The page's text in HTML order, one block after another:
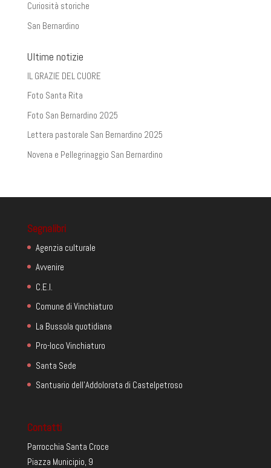
Curiosità storiche
San Bernardino
Ultime notizie
IL GRAZIE DEL CUORE
Foto Santa Rita
Foto San Bernardino 2025
Lettera pastorale San Bernardino 2025
Novena e Pellegrinaggio San Bernardino
Segnalibri
Agenzia culturale
Avvenire
C.E.I.
Comune di Vinchiaturo
La Bussola quotidiana
Pro-loco Vinchiaturo
Santa Sede
Santuario dell'Addolorata di Castelpetroso
Contatti
Parrocchia Santa Croce
Piazza Municipio, 9